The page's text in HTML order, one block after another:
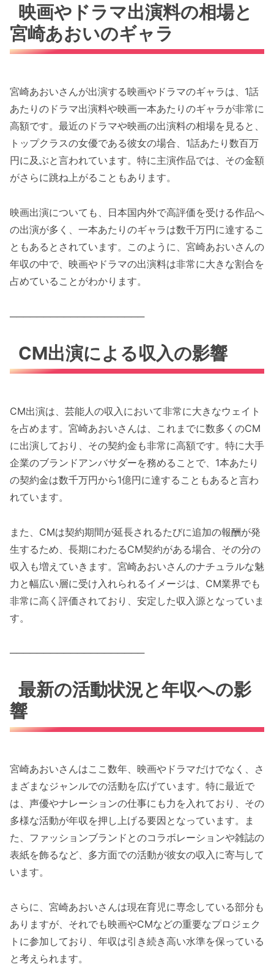
映画やドラマ出演料の相場と
宮崎あおいのギャラ
宮崎あおいさんが出演する映画やドラマのギャラは、1話
あたりのドラマ出演料や映画一本あたりのギャラが非常に
高額です。最近のドラマや映画の出演料の相場を見ると、
トップクラスの女優である彼女の場合、1話あたり数百万
円に及ぶと言われています。特に主演作品では、その金額
がさらに跳ね上がることもあります。
映画出演についても、日本国内外で高評価を受ける作品へ
の出演が多く、一本あたりのギャラは数千万円に達するこ
ともあるとされています。このように、宮崎あおいさんの
年収の中で、映画やドラマの出演料は非常に大きな割合を
占めていることがわかります。
────────────────────
CM出演による収入の影響
CM出演は、芸能人の収入において非常に大きなウェイト
を占めます。宮崎あおいさんは、これまでに数多くのCM
に出演しており、その契約金も非常に高額です。特に大手
企業のブランドアンバサダーを務めることで、1本あたり
の契約金は数千万円から1億円に達することもあると言わ
れています。
また、CMは契約期間が延長されるたびに追加の報酬が発
生するため、長期にわたるCM契約がある場合、その分の
収入も増えていきます。宮崎あおいさんのナチュラルな魅
力と幅広い層に受け入れられるイメージは、CM業界でも
非常に高く評価されており、安定した収入源となっていま
す。
────────────────────
最新の活動状況と年収への影
響
宮崎あおいさんはここ数年、映画やドラマだけでなく、さ
まざまなジャンルでの活動を広げています。特に最近で
は、声優やナレーションの仕事にも力を入れており、その
多様な活動が年収を押し上げる要因となっています。ま
た、ファッションブランドとのコラボレーションや雑誌の
表紙を飾るなど、多方面での活動が彼女の収入に寄与して
います。
さらに、宮崎あおいさんは現在育児に専念している部分も
ありますが、それでも映画やCMなどの重要なプロジェク
トに参加しており、年収は引き続き高い水準を保っている
と考えられます。